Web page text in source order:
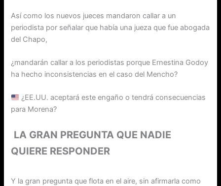
Así como los nuevos jueces mandaron callar a un
periodista por señalar que había una jueza que fue abogada
del Chapo,
¿mandarán callar a los periodistas porque Ernestina Godoy
ha hecho inconsistencias en el caso del Mencho?
¿EE.UU. aceptará este engaño o tendrá consecuencias
para Morena?
LA GRAN PREGUNTA QUE NADIE
QUIERE RESPONDER
Y la gran pregunta que flota en el aire, sin afirmarla como